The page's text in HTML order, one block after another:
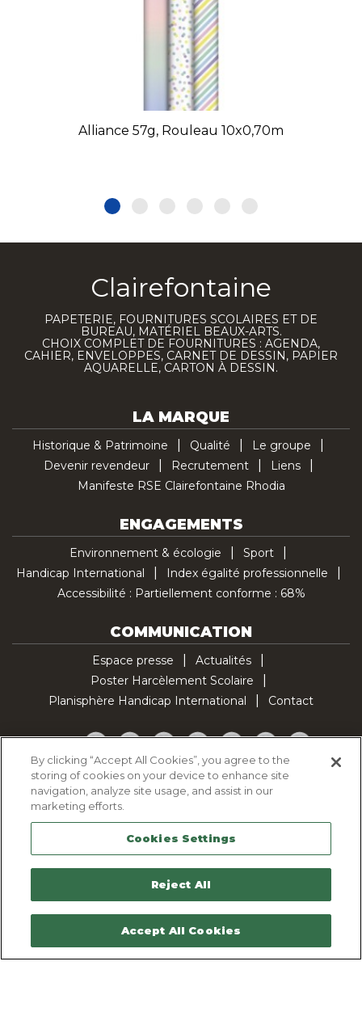
Alliance 57g, Rouleau 10x0,70m
Clairefontaine
PAPETERIE, FOURNITURES SCOLAIRES ET DE
BUREAU, MATÉRIEL BEAUX-ARTS.
CHOIX COMPLET DE FOURNITURES : AGENDA,
CAHIER, ENVELOPPES, CARNET DE DESSIN, PAPIER
AQUARELLE, CARTON À DESSIN.
LA MARQUE
Historique & Patrimoine Qualité
Le groupe
Devenir revendeur
Recrutement
Liens
Manifeste RSE Clairefontaine Rhodia
ENGAGEMENTS
Environnement & écologie
Sport
Handicap International
Index égalité professionnelle
Accessibilité : Partiellement conforme : 68%
COMMUNICATION
Espace presse
Actualités
Poster Harcèlement Scolaire
Planisphère Handicap International
Contact
Facebook
TwitterYouTubePinterestInstagramLinkedInTikTok
Politique d'utilisation des cookies
Politique de confidentialité
Mentions légales
Plan du site
Contactez-nous
By clicking “Accept All Cookies”, you agree to the
storing of cookies on your device to enhance site
navigation, analyze site usage, and assist in our
marketing efforts.
Cookies Settings
Reject All
Accept All Cookies